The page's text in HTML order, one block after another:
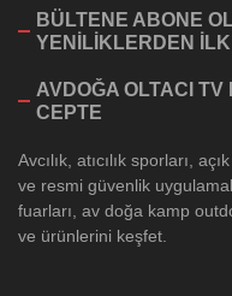
BÜLTENE ABONE
YENİLİKLERDEN
AVDOĞA OLTACI
CEPTE
Avcılık, atıcılık sporları,
ve resmi güvenlik
fuarları, av doğa kamp
ve ürünlerini keşfet.